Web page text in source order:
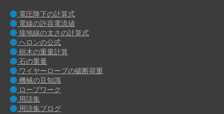
電圧降下の計算式
電線の許容電流値
接地線の太さの計算式
ヘロンの公式
樹木の重量計算
石の重量
ワイヤーロープの破断荷重
機械の豆知識
ロープワーク
用語集
用語集ブログ